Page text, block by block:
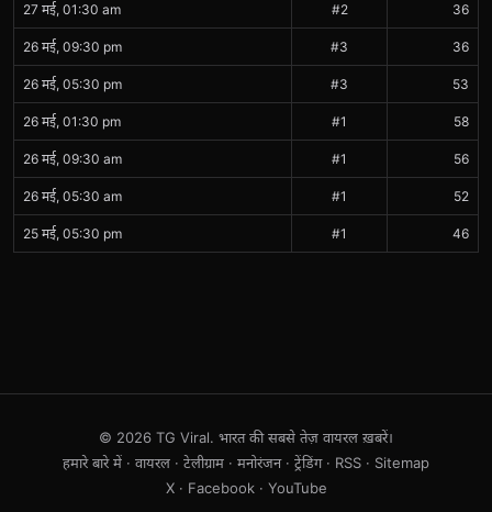
27 मई, 01:30 am #2 36
26 मई, 09:30 pm #3 36
26 मई, 05:30 pm #3 53
26 मई, 01:30 pm #1 58
26 मई, 09:30 am #1 56
26 मई, 05:30 am #1 52
25 मई, 05:30 pm #1 46
© 2026 TG Viral. भारत की सबसे तेज़ वायरल ख़बरें।
हमारे बारे में · वायरल · टेलीग्राम · मनोरंजन· ट्रेंडिंग· RSS · Sitemap
X· Facebook· YouTube